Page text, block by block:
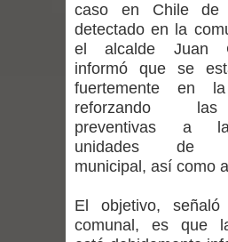
vacunación contra
virus respiratorios
Empedrado
desafío guerreros
Banda linarense
regresa de Brasil
caso en Chile de
detectado en la
el alcalde Juan
informó que se
fuertemente en
reforzando
preventivas a
unidades de
municipal, así como
El objetivo, señaló
comunal, es que